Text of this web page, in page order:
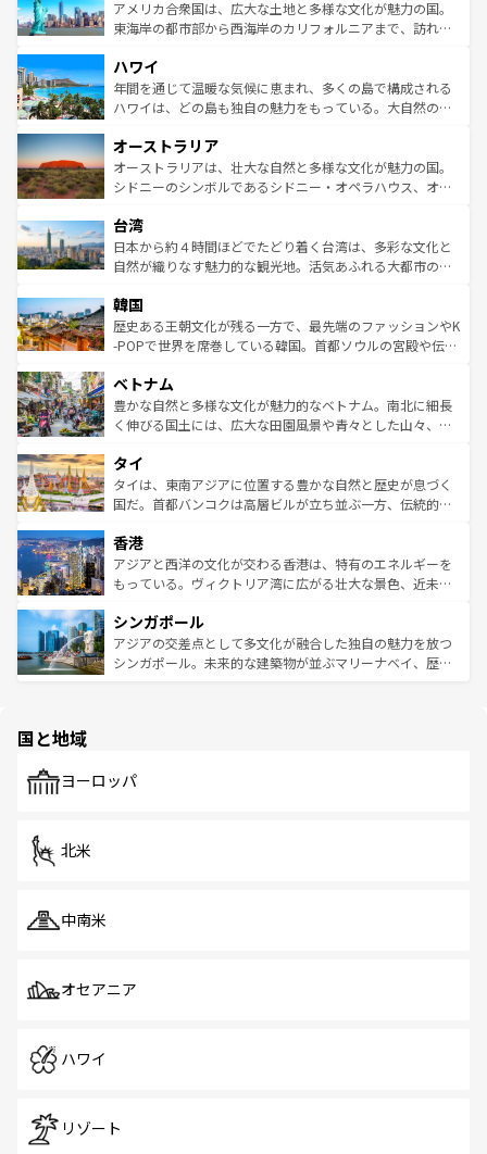
博物館もあり、アルプス観光だけでなく町歩きも満喫する
ことができる。国民の所得が高いため物価も高いが、旅行
ば市内交通費無料で観光を楽しむこともできる。 なお、新
着のスイス情報はコンテンツ一覧 を参照してほしい。
アメリカ合衆国は、広大な土地と多様な文化が魅力の国。
東海岸の都市部から西海岸のカリフォルニアまで、訪れる
のような巨大都市は、観光、ショッピング、エンターテイ
ンメントが詰まった刺激的なスポットだ。一方、アメリカ
西部には大自然が広がり、グランドキャニオンやイエロー
部のニューオーリンズでは、音楽と美食が融合した独特の
文化が魅力。旅行者はアメリカの各地域で異なる魅力を楽
しみながら、その多様性と豊かな歴史を感じることができ
ならではの贅沢な旅のスタイルだ。 なお、新着のアメリカ
情報はコンテンツ一覧を参照してほしい。
ハワイ
年間を通じて温暖な気候に恵まれ、多くの島で構成される
ハワイは、どの島も独自の魅力をもっている。大自然の神
ワイ島は見逃せない。また、定番の観光地といえばオアフ
島だが、静かな自然を求めるならマウイ島やカウアイ島が
おすすめ。エメラルドグリーンに輝く海をはじめ、豊かな
れるおもてなしの心で訪れる人々を迎えてくれるハワイの
人々、おいしいローカルフードやハワイアンミュージッ
ク、伝統的なフラダンスなど、すべてがハワイの魅力を彩
ワイを、存分に味わってほしい。 なお、新着のハワイ情報
はコンテンツ一覧を参照してほしい。
オーストラリア
オーストラリアは、壮大な自然と多様な文化が魅力の国。
シドニーのシンボルであるシドニー・オペラハウス、オー
リアリーフや大陸中央部にそびえるウルル（エアーズロッ
ク）、タスマニアの美しい原生林やケアンズの熱帯雨林な
ど、見どころがたくさん。また、カフェやワイン、オージ
いる。アクティビティも充実しており、サーフィンやダイ
ビング、ハイキングなど、アウトドア好きにはたまらな
い。オーストラリアの多彩な魅力を存分に味わいつくそ
参照してほしい。
台湾
日本から約４時間ほどでたどり着く台湾は、多彩な文化と
自然が織りなす魅力的な観光地。活気あふれる大都市の台
ン）、静ひつな山岳地帯である台湾東部など、都市の喧騒
と山間の静けさが共存しており、訪れる人に新しい発見と
驚きをもたらしてくれる。また、奥深い台湾の食文化も魅
容にもいいと評判のスイーツなど、バラエティ豊かな料理
が味わえる。 なお、新着の台湾情報は コンテンツ一覧を参
照してほしい。
韓国
歴史ある王朝文化が残る一方で、最先端のファッションやK
-POPで世界を席巻している韓国。首都ソウルの宮殿や伝統
き、地方に足を延ばせば四季折々の自然美を楽しむことが
できる。そして、キムチや焼肉、絶品のストリートフード
まで、さまざまな韓国料理が待っている。夜には、韓国な
リティに包まれながら、韓国の多彩な魅力を心ゆくまで味
わってみてほしい。 なお、新着の韓国情報はコンテンツ一
覧を参照してほしい。
ベトナム
豊かな自然と多様な文化が魅力的なベトナム。南北に細長
く伸びる国土には、広大な田園風景や青々とした山々、世
急速な発展と共に伝統が息づく。ハノイの古い町並みやホ
ーチミン市のフランス統治時代の建物も、独特の雰囲気を
醸し出している。また、バラエティの豊かさとおいしさで
とつ。フォーやバインミー、ベトナムコーヒーなどは、ぜ
ひ現地で味わいたい。どの地域を訪れてもあたたかい人々
が旅行者を迎えてくれるので、きっと忘れられない旅にな
参照してほしい。
タイ
タイは、東南アジアに位置する豊かな自然と歴史が息づく
国だ。首都バンコクは高層ビルが立ち並ぶ一方、伝統的な
の活気が交差している。北部ではチェンマイなどの山岳地
帯で自然と触れ合い、南部ではプーケットやクラビの美し
いビーチでリゾート気分を楽しむことができる。タイ料理
激する。気候は一年中温暖で、どの季節にも異なる楽しみ
が待っている。親しみやすいタイの人々、仏教を中心とし
た文化、そして多様な観光資源が、訪れる旅人を魅了し続
香港
アジアと西洋の文化が交わる香港は、特有のエネルギーを
もっている。ヴィクトリア湾に広がる壮大な景色、近未来
み、どこを訪れても感動するはず。観光スポットが密集し
ており、効率よく見どころを回れるのも魅力。息をのむよ
うな絶景から文化的な体験まで、香港を存分に楽しみ尽く
シンガポール
アジアの交差点として多文化が融合した独自の魅力を放つ
シンガポール。未来的な建築物が並ぶマリーナベイ、歴史
で、ホーカーズは地元の風情を楽しめる外せないスポット
国と地域
ヨーロッパ
北米
中南米
オセアニア
ハワイ
リゾート